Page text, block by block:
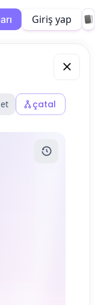
Giriş yap
çatal